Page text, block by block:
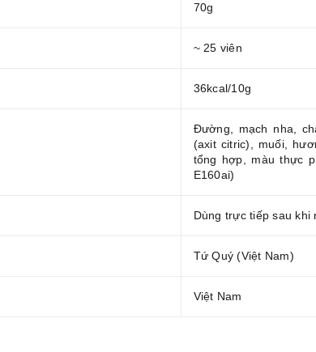
70g
~ 25 viên
36kcal/10g
Đường, mạch nha,
(axit citric), muối,
tổng hợp, màu thực
E160ai)
Dùng trực tiếp sau khi
Tứ Quý (Việt Nam)
Việt Nam